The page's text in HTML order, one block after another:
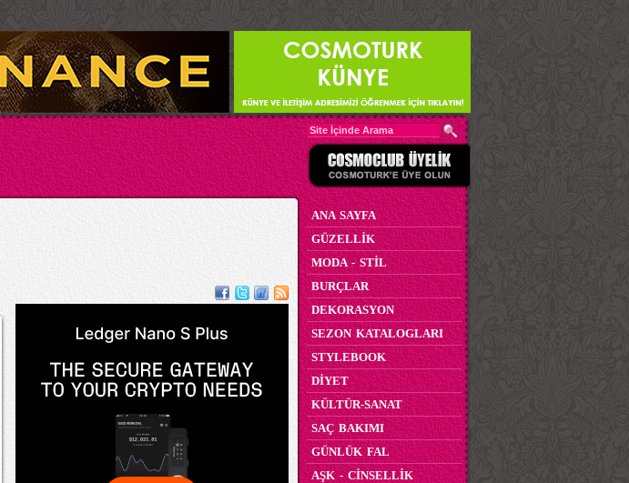
ANA SAYFA
GÜZELLİK
MODA - STİL
BURÇLAR
DEKORASYON
SEZON KATALOGLARI
STYLEBOOK
DİYET
KÜLTÜR-SANAT
SAÇ BAKIMI
GÜNLÜK FAL
AŞK - CİNSELLİK